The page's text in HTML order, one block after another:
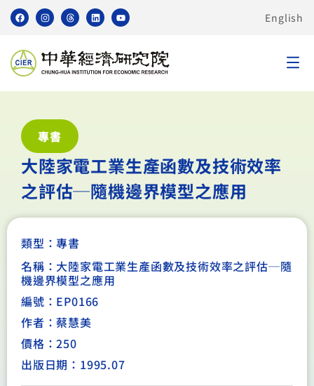
English
專書
大陸家電工業生產函數及技術效率
之評估─隨機邊界模型之應用
類型：專書
名稱：大陸家電工業生產函數及技術效率之評估─隨
機邊界模型之應用
編號：EP0166
作者：蔡慧美
價格：250
出版日期：1995.07